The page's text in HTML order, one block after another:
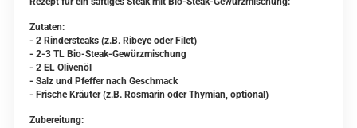
Zutaten:
- 2 Rindersteaks (z.B. Ribeye oder Filet)
- 2-3 TL Bio-Steak-Gewürzmischung
- 2 EL Olivenöl
- Salz und Pfeffer nach Geschmack
- Frische Kräuter (z.B. Rosmarin oder Thymian, optional)
Zubereitung: